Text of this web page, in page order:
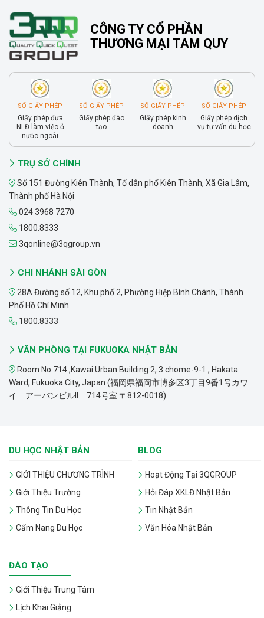
CÔNG TY CỔ PHẦN
THƯƠNG MẠI TAM QUY
SỐ GIẤY PHÉP
Giấy phép đưa
NLĐ làm việc ở
nước ngoài
SỐ GIẤY PHÉP
Giấy phép đào
tạo
SỐ GIẤY PHÉP
Giấy phép kinh
doanh
SỐ GIẤY PHÉP
Giấy phép dịch
vụ tư vấn du học
TRỤ SỞ CHÍNH
Số 151 Đường Kiên Thành, Tổ dân phố Kiên Thành, Xã Gia Lâm,
Thành phố Hà Nội
024 3968 7270
1800.8333
3qonline@3qgroup.vn
CHI NHÁNH SÀI GÒN
28A Đường số 12, Khu phố 2, Phường Hiệp Bình Chánh, Thành
Phố Hồ Chí Minh
1800.8333
VĂN PHÒNG TẠI FUKUOKA NHẬT BẢN
Room No.714 ,Kawai Urban Building 2, 3 chome-9-1 , Hakata
Ward, Fukuoka City, Japan (福岡県福岡市博多区3丁目9番1号カワ
イ アーバンビルII 714号室 〒812-0018)
DU HỌC NHẬT BẢN
GIỚI THIỆU CHƯƠNG TRÌNH
Giới Thiệu Trường
Thông Tin Du Học
Cẩm Nang Du Học
BLOG
Hoạt Động Tại 3QGROUP
Hỏi Đáp XKLĐ Nhật Bản
Tin Nhật Bản
Văn Hóa Nhật Bản
ĐÀO TẠO
Giới Thiệu Trung Tâm
Lịch Khai Giảng